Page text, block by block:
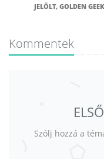
JELÖLT, GOLDEN
Kommentek
Szólj hozzá a